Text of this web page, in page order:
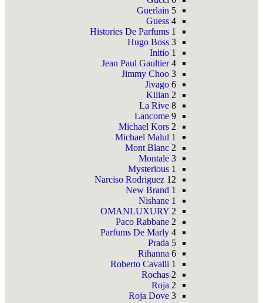
Guerlain 5
Guess 4
Histories De Parfums 1
Hugo Boss 3
Initio 1
Jean Paul Gaultier 4
Jimmy Choo 3
Jivago 6
Kilian 2
La Rive 8
Lancome 9
Michael Kors 2
Michael Malul 1
Mont Blanc 2
Montale 3
Mysterious 1
Narciso Rodriguez 12
New Brand 1
Nishane 1
OMANLUXURY 2
Paco Rabbane 2
Parfums De Marly 4
Prada 5
Rihanna 6
Roberto Cavalli 1
Rochas 2
Roja 2
Roja Dove 3